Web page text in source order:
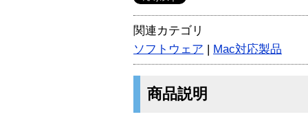
関連カテゴリ
ソフトウェア | Mac対応製品
商品説明